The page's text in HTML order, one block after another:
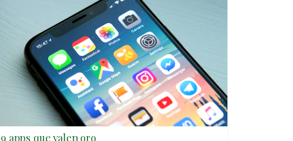
9 apps que valen oro